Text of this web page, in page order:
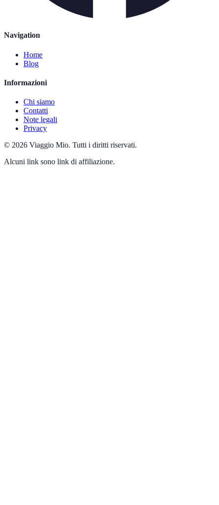
Navigation
Home
Blog
Informazioni
Chi siamo
Contatti
Note legali
Privacy
© 2026 Viaggio Mio. Tutti i diritti riservati.
Alcuni link sono link di affiliazione.